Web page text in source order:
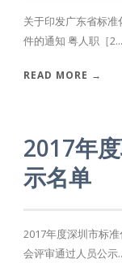
关于印发广东省标
件的通知 粤人职［2...
READ MORE →
2017年
示名单
2017年度深圳市标
会评审通过人员公示